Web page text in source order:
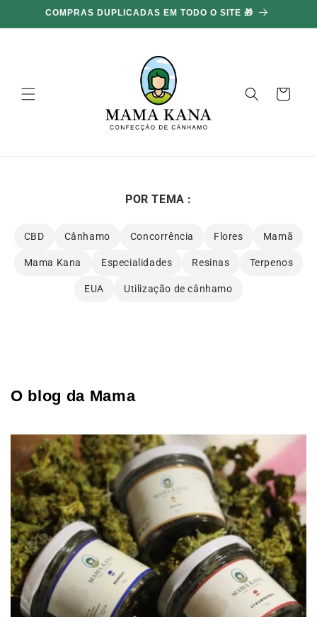
ir para o
conteúdo
COMPRAS DUPLICADAS EM TODO O SITE 🎁
Carrinho
POR TEMA :
CBD Cânhamo Concorrência Flores Mamã
Mama Kana Especialidades Resinas Terpenos
EUA Utilização de cânhamo
O blog da Mama